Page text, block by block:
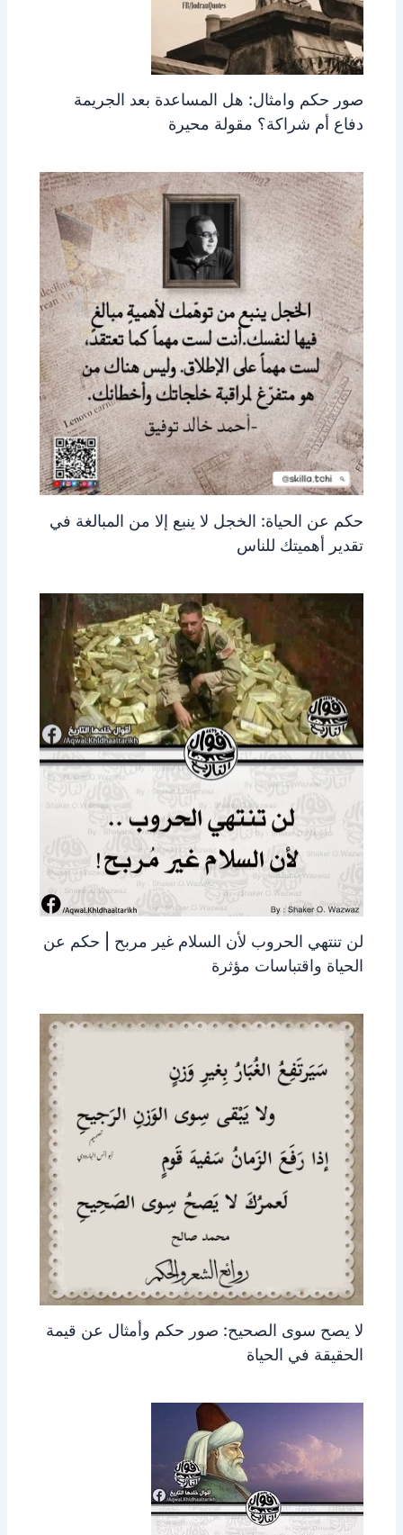
صور حكم وامثال: هل المساعدة بعد الجريمة
دفاع أم شراكة؟ مقولة محيرة
حكم عن الحياة: الخجل لا ينبع إلا من المبالغة في
تقدير أهميتك للناس
لن تنتهي الحروب لأن السلام غير مربح | حكم عن
الحياة واقتباسات مؤثرة
لا يصح سوى الصحيح: صور حكم وأمثال عن قيمة
الحقيقة في الحياة